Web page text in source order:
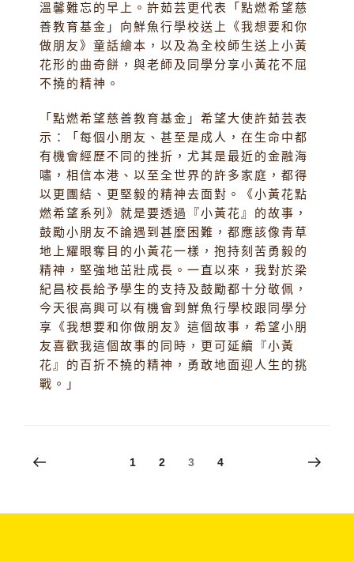
溫馨難忘的早上。許茹芸更代表「點燃希望慈
善教育基金」向鮮魚行學校送上《我想要和你
做朋友》童話繪本，以及為全校師生送上小黃
花形的曲奇餅，與老師及同學分享小黃花不屈
不撓的精神。
「點燃希望慈善教育基金」希望大使許茹芸表
示：「每個小朋友、甚至是成人，在生命中都
有機會經歷不同的挫折，尤其是最近的金融海
嘯，相信本港、以至全世界的許多家庭，都得
以更團結、更堅毅的精神去面對。《小黃花點
燃希望系列》就是要透過『小黃花』的故事，
鼓勵小朋友不論遇到甚麼困難，都應該像青草
地上耀眼奪目的小黃花一樣，抱持刻苦勇毅的
精神，堅強地茁壯成長。一直以來，我對於梁
紀昌校長給予學生的支持及鼓勵都十分敬佩，
今天很高興可以有機會到鮮魚行學校跟同學分
享《我想要和你做朋友》這個故事，希望小朋
友喜歡我這個故事的同時，更可延續『小黃
花』的百折不撓的精神，勇敢地面迎人生的挑
戰。」
Posts
上
頁
1 頁
2 3 頁
4
下